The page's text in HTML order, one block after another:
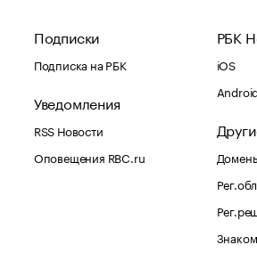
Подписки
Подписка на РБК
Уведомления
RSS Новости
Оповещения RBC.ru
РБК
iOS